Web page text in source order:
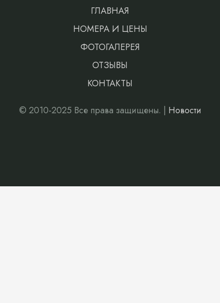
ГЛАВНАЯ
НОМЕРА И ЦЕНЫ
ФОТОГАЛЕРЕЯ
ОТЗЫВЫ
КОНТАКТЫ
© 2010-2025 Все права защищены. | Новости